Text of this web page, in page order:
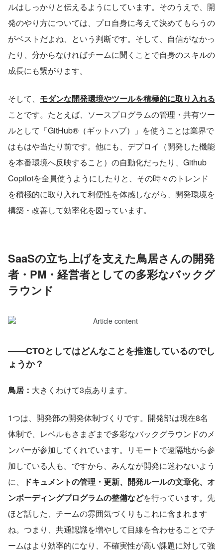
ルはしっかりと伝えるようにしています。そのうえで、開
発のやり方については、プロ自身に考えて決めてもらうの
がベストだよね、という判断です。そして、自信がなかっ
たり、分からなければチームに聞くことで自身のスキルの
成長にも繋がります。
そして、 モダンな開発環境やツールを積極的に取り入れる
ことです。たとえば、ソースプログラムの管理・共有ツー
ルとして「GitHub®（ギットハブ）」を使うことは業界で
はもはや当たり前です。他にも、デプロイ（開発した機能
を本番環境へ反映すること）の自動化だったり、Github
Copilotを全員使うようにしたりと、その時々のトレンド
を積極的に取り入れて利便性を体感しながら、開発環境を
構築・改善して効率化を図っています。
SaaSの立ち上げを支えた鳥居さんの開発
者・PM・経営者としての多彩なバックグ
ラウンド
――CTOとしてはどんなことを推進しているのでし
ょうか？
鳥居： 大きくわけて3点あります。
1つは、開発部の開発体制づくりです。開発部は現在8名
体制で、レベルもさまざまで多彩なバックグラウンドのメ
ンバーが参加してくれています。リモートで遠隔地から参
加している人も。ですから、みんなが開発に迷わないよう
に、
ドキュメントの管理・更新、開発ルールの文章化、オ
ンボーディングプログラムの整備などを行っています。先
ほど話した、チームの雰囲気づくりもこれに含まれます
ね。つまり、共通認識を増やして目線を合わせることでチ
ームはより効率的になり、不確実性が高い課題に対して強